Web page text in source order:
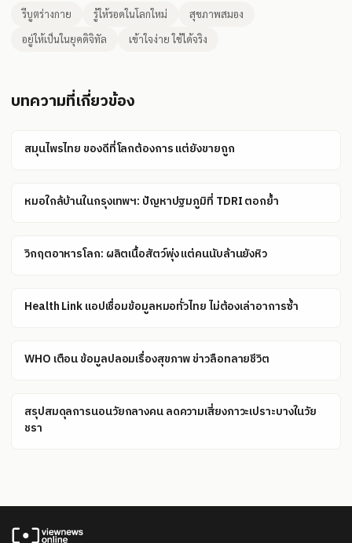
รีบูตร่างกาย รู้ให้รอดในโลกใหม่
สุขภาพสมอง
อยู่ให้เป็นในยุคดิจิทัล
เข้าใจง่าย ใช้ได้จริง
บทความที่เกี่ยวข้อง
สมุนไพรไทย ของดีที่โลกต้องการ แต่ยังขายถูก
หมอใกล้บ้านในกรุงเทพฯ: ปัญหาปฐมภูมิที่ TDRI ตอกย้ำ
วิกฤตอาหารโลก: ผลิตเนื้อสัตว์พุ่ง แต่คนนับล้านยังหิว
Health Link แอปเชื่อมข้อมูลหมอทั่วไทย ไม่ต้องเล่าอาการซ้ำ
WHO เตือน ข้อมูลปลอมเรื่องสุขภาพ ข่าวลือทลายชีวิต
สรุปสมดุลการนอนวัยกลางคน ลดความเสี่ยงภาวะเปราะบางในวัย
ชรา